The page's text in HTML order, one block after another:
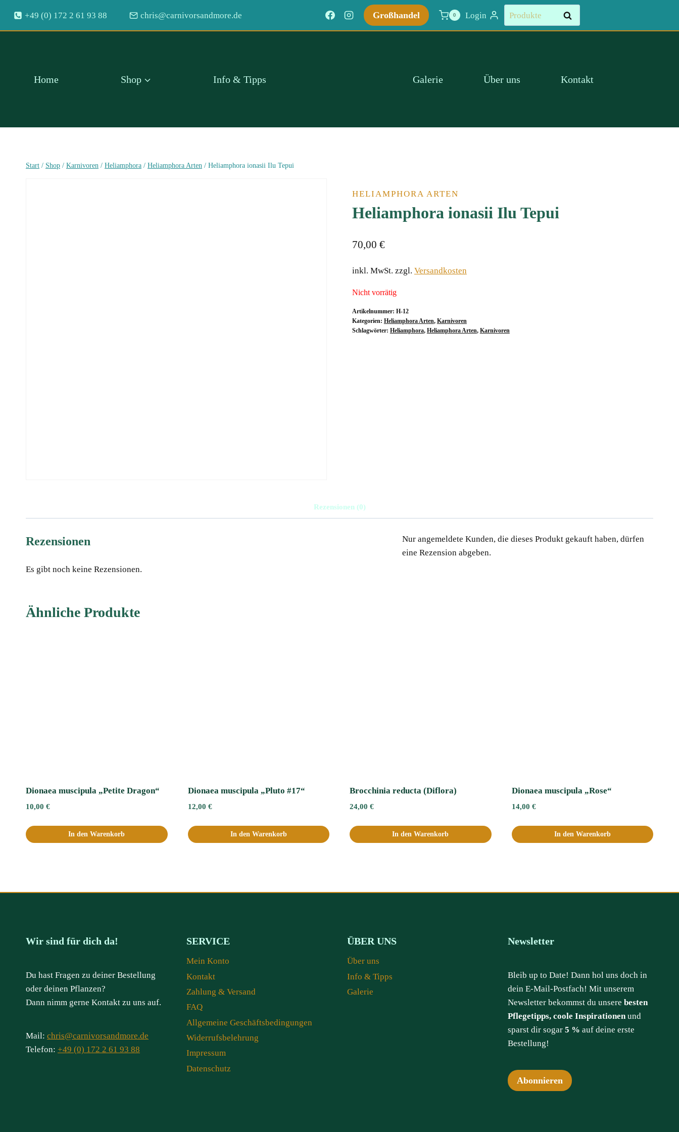
Inhalt
springen
+49 (0) 172 2 61 93 88 chris@carnivorsandmore.de Großhandel 0 Login
Suchen
nach:
Suchen
Home Shop Info & Tipps Galerie Über uns Kontakt
Start / Shop / Karnivoren / Heliamphora / Heliamphora Arten / Heliamphora ionasii Ilu Tepui
HELIAMPHORA ARTEN
Heliamphora ionasii Ilu Tepui
70,00 €
inkl. MwSt. zzgl. Versandkosten
Nicht vorrätig
Artikelnummer: H-12
Kategorien: Heliamphora Arten, Karnivoren
Schlagwörter: Heliamphora, Heliamphora Arten, Karnivoren
Rezensionen (0)
Rezensionen
Es gibt noch keine Rezensionen.
Nur angemeldete Kunden, die dieses Produkt gekauft haben, dürfen
eine Rezension abgeben.
Ähnliche Produkte
Dionaea muscipula „Petite Dragon“
10,00 €
In den Warenkorb
Dionaea muscipula „Pluto #17“
12,00 €
In den Warenkorb
Brocchinia reducta (Diflora)
24,00 €
In den Warenkorb
Dionaea muscipula „Rose“
14,00 €
In den Warenkorb
Wir sind für dich da!
Du hast Fragen zu deiner Bestellung
oder deinen Pflanzen?
Dann nimm gerne Kontakt zu uns auf.
Mail: chris@carnivorsandmore.de
Telefon: +49 (0) 172 2 61 93 88
SERVICE
Mein Konto
Kontakt
Zahlung & Versand
FAQ
Allgemeine Geschäftsbedingungen
Widerrufsbelehrung
Impressum
Datenschutz
ÜBER UNS
Über uns
Info & Tipps
Galerie
Newsletter
Bleib up to Date! Dann hol uns doch in
dein E-Mail-Postfach! Mit unserem
Newsletter bekommst du unsere besten
Pflegetipps, coole Inspirationen und
sparst dir sogar 5 % auf deine erste
Bestellung!
Abonnieren